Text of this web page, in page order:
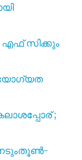
എഫ് സിക്കും
യോഗ്യത
;